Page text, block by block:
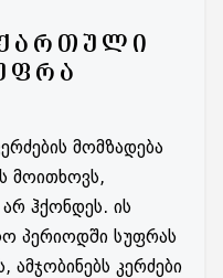
მომზადება
მოითხოვს,
ჰქონდეს. ის
პერიოდში სუფრას
კერძები